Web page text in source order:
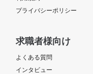
プライバシーポリシー
求職者様向け
よくある質問
インタビュー